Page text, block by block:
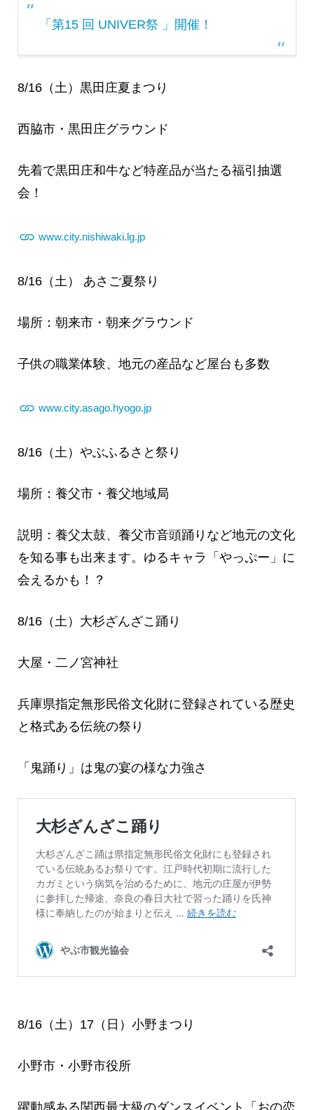
「第15 回 UNIVER祭 」開催！
8/16（土）黒田庄夏まつり
西脇市・黒田庄グラウンド
先着で黒田庄和牛など特産品が当たる福引抽選
会！
www.city.nishiwaki.lg.jp
8/16（土） あさご夏祭り
場所：朝来市・朝来グラウンド
子供の職業体験、地元の産品など屋台も多数
www.city.asago.hyogo.jp
8/16（土）やぶふるさと祭り
場所：養父市・養父地域局
説明：養父太鼓、養父市音頭踊りなど地元の文化
を知る事も出来ます。ゆるキャラ「やっぷー」に
会えるかも！？
8/16（土）大杉ざんざこ踊り
大屋・二ノ宮神社
兵庫県指定無形民俗文化財に登録されている歴史
と格式ある伝統の祭り
「鬼踊り」は鬼の宴の様な力強さ
8/16（土）17（日）小野まつり
小野市・小野市役所
躍動感ある関西最大級のダンスイベント「おの恋